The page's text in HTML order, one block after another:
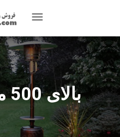
TOGGLE
NAVIGATION
بالای 500 مترمکعب